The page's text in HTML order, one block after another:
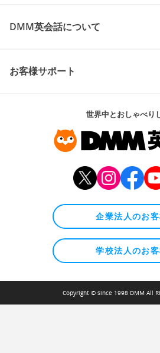
DMM英会話について
お客様サポート
世界中とおしゃべり
企業法人のお
学校法人のお
Copyright © since 1998 DMM All